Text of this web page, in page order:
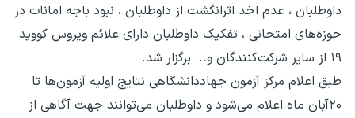
داوطلبان ، عدم اخذ اثرانگشت از داوطلبان ، نبود باجه امانات در
حوزه‌های امتحانی ، تفکیک داوطلبان دارای علائم ویروس کووید
۱۹ از سایر شرکت‌کنندگان و... برگزار شد.
طبق اعلام مرکز آزمون جهاددانشگاهی نتایج اولیه آزمون‌ها تا
۲۰آبان ماه اعلام می‌شود و داوطلبان می‌توانند جهت آگاهی از